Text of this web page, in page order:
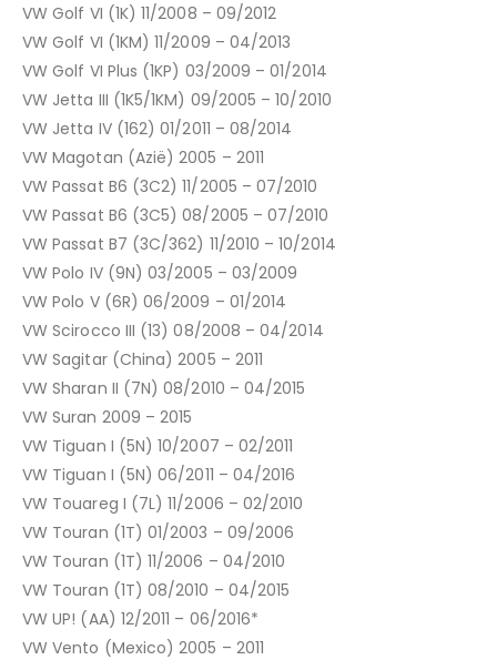
VW Golf VI (1K) 11/2008 – 09/2012
VW Golf VI (1KM) 11/2009 – 04/2013
VW Golf VI Plus (1KP) 03/2009 – 01/2014
VW Jetta III (1K5/1KM) 09/2005 – 10/2010
VW Jetta IV (162) 01/2011 – 08/2014
VW Magotan (Azië) 2005 – 2011
VW Passat B6 (3C2) 11/2005 – 07/2010
VW Passat B6 (3C5) 08/2005 – 07/2010
VW Passat B7 (3C/362) 11/2010 – 10/2014
VW Polo IV (9N) 03/2005 – 03/2009
VW Polo V (6R) 06/2009 – 01/2014
VW Scirocco III (13) 08/2008 – 04/2014
VW Sagitar (China) 2005 – 2011
VW Sharan II (7N) 08/2010 – 04/2015
VW Suran 2009 – 2015
VW Tiguan I (5N) 10/2007 – 02/2011
VW Tiguan I (5N) 06/2011 – 04/2016
VW Touareg I (7L) 11/2006 – 02/2010
VW Touran (1T) 01/2003 – 09/2006
VW Touran (1T) 11/2006 – 04/2010
VW Touran (1T) 08/2010 – 04/2015
VW UP! (AA) 12/2011 – 06/2016*
VW Vento (Mexico) 2005 – 2011